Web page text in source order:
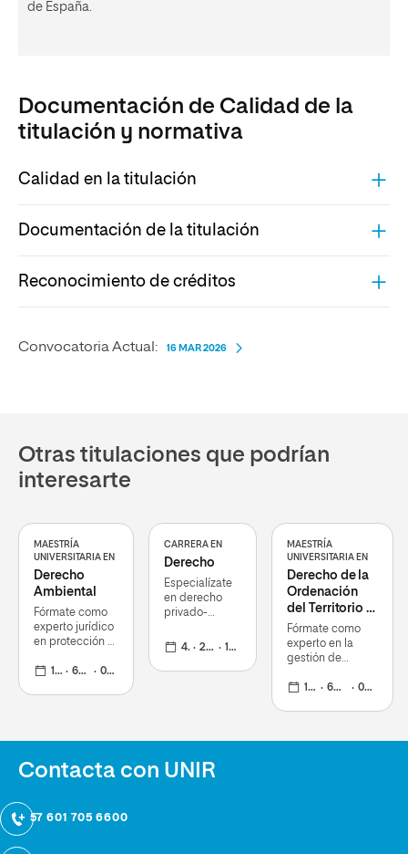
de España.
Documentación de Calidad de la
titulación y normativa
Calidad en la titulación
Documentación de la titulación
Reconocimiento de créditos
Convocatoria Actual: 16 MAR 2026
Otras titulaciones que podrían
interesarte
MAESTRÍA
UNIVERSITARIA EN
Derecho
Ambiental
Fórmate como
experto jurídico
en protección y
medioambiental
12 meses 60 ECTS 02 nov 2026
CARRERA EN
Derecho
Especialízate
en derecho
privado-
Global Law y
jurista con
4 años 240 ECTS 19 oct 2026
MAESTRÍA
UNIVERSITARIA EN
Derecho de la
Ordenación
del Territorio y
del Urbanismo
Fórmate como
experto en la
gestión de
urbanos y
12 meses 60 ECTS 02 nov 2026
Contacta con UNIR
+ 57 601 705 6600